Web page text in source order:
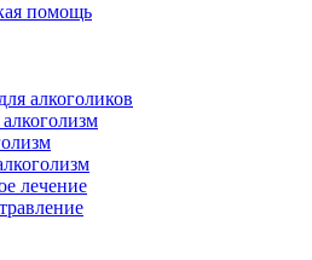
помощь
алкоголиков
лечение